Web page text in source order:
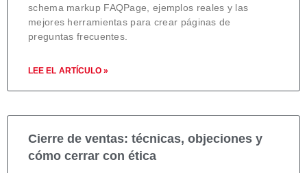
schema markup FAQPage, ejemplos reales y las
mejores herramientas para crear páginas de
preguntas frecuentes.
LEE EL ARTÍCULO »
Cierre de ventas: técnicas, objeciones y
cómo cerrar con ética